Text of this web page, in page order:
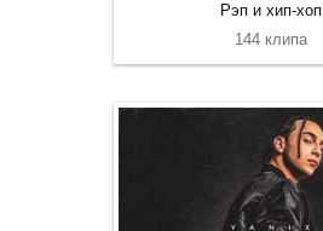
Рэп и хип-хоп
144 клипа